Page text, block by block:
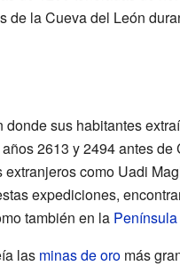
de la Cueva del León
sus habitantes
2613 y 2494 antes de
como Uadi
expediciones,
también en la
las minas de oromás